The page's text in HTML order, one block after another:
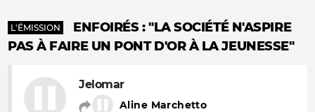
L'ÉMISSION
ENFOIRÉS : "LA SOCIÉTÉ N'ASPIRE
PAS À FAIRE UN PONT D'OR À LA JEUNESSE"
Jelomar
Aline Marchetto